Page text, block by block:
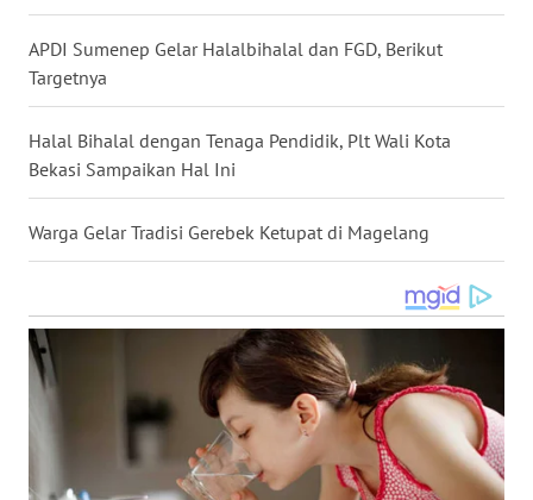
APDI Sumenep Gelar Halalbihalal dan FGD, Berikut
Targetnya
Halal Bihalal dengan Tenaga Pendidik, Plt Wali Kota
Bekasi Sampaikan Hal Ini
Warga Gelar Tradisi Gerebek Ketupat di Magelang
WN
KALBAR
WN
KALTENG
WN
KALTARA
KALSEL
SULSEL